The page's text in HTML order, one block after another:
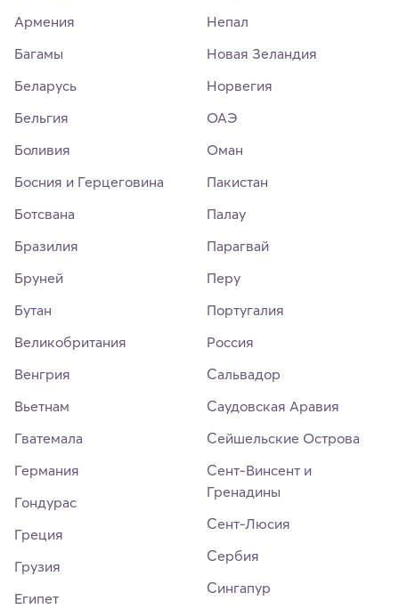
Армения
Багамы
Беларусь
Бельгия
Боливия
Босния и Герцеговина
Ботсвана
Бразилия
Бруней
Бутан
Великобритания
Венгрия
Вьетнам
Гватемала
Германия
Гондурас
Греция
Грузия
Египет
Непал
Новая Зеландия
Норвегия
ОАЭ
Оман
Пакистан
Палау
Парагвай
Перу
Португалия
Россия
Сальвадор
Саудовская Аравия
Сейшельские Острова
Сент-Винсент и
Гренадины
Сент-Люсия
Сербия
Сингапур